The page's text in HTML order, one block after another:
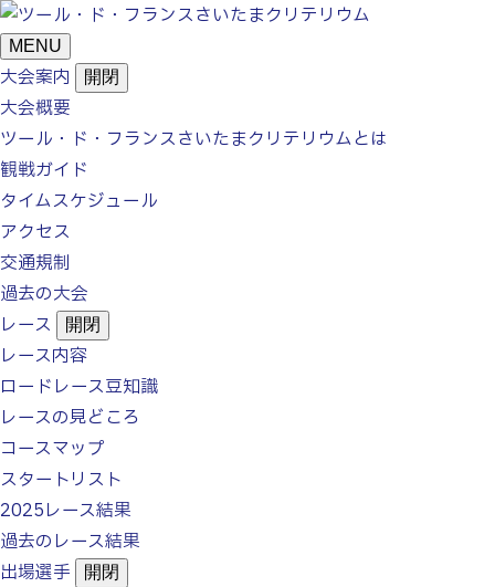
MENU
大会案内 開閉
大会概要
ツール・ド・フランスさいたまクリテリウムとは
観戦ガイド
タイムスケジュール
アクセス
交通規制
過去の大会
レース
開閉
レース内容
ロードレース豆知識
レースの見どころ
コースマップ
スタートリスト
2025レース結果
過去のレース結果
出場選手
開閉